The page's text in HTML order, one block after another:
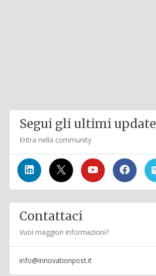
Segui gli ultimi update
Entra nella community
Contattaci
Vuoi maggiori informazioni?
info@innovationpost.it